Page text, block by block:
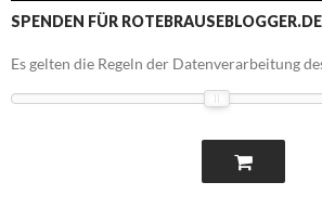
SPENDEN FÜR
Es gelten die Regeln der Datenverarbeitung